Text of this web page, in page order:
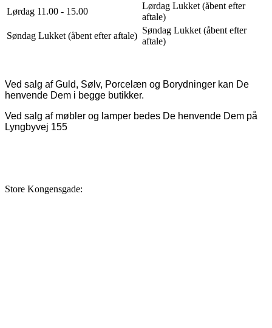
Lørdag 11.00 - 15.00
Lørdag Lukket (åbent efter
aftale)
Søndag Lukket (åbent efter aftale)
Søndag Lukket (åbent efter
aftale)
Ved salg af Guld, Sølv, Porcelæn og Borydninger kan De
henvende Dem i begge butikker.
Ved salg af møbler og lamper bedes De henvende Dem på
Lyngbyvej 155
Store Kongensgade: